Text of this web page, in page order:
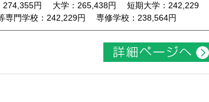
274,355円 大学：265,438円 短期大学：242,229
門学校：242,229円 専修学校：238,564円